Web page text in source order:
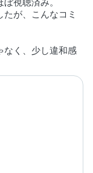
が、こんなコミ
なく、少し違和感